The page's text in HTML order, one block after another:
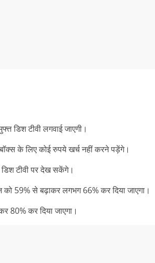
डिश टीवी लगवाई जाएगी।
के लिए कोई रुपये खर्च नहीं करने पड़ेंगे।
टीवी पर देख सकेंगे।
59% से बढ़ाकर लगभग 66% कर दिया जाएगा।
80% कर दिया जाएगा।